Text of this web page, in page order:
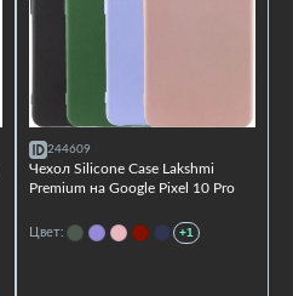
244609
Чехол Silicone Case Lakshmi
Premium на Google Pixel 10 Pro
Цвет: +1